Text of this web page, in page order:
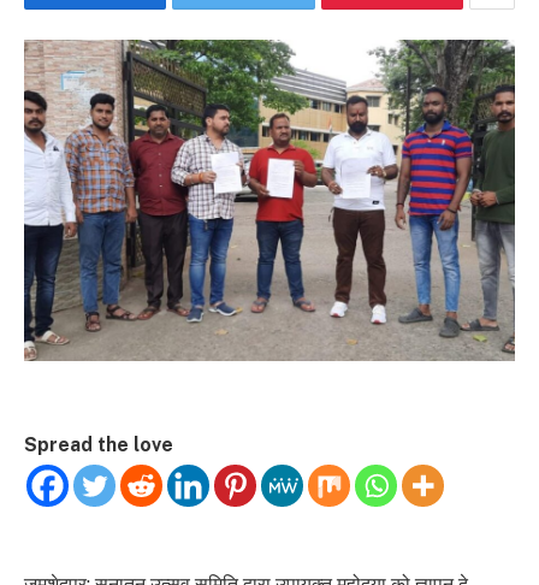
Spread the love